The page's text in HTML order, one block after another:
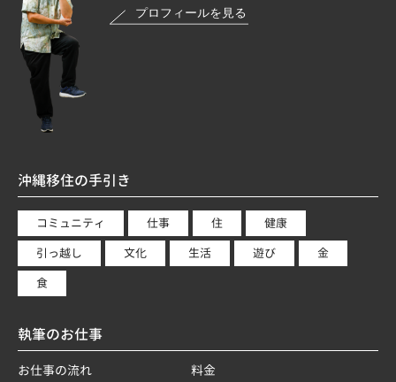
沖縄移住の手引き
コミュニティ 仕事 住
健康
引っ越し
文化 生活 遊び
金
食
執筆のお仕事
お仕事の流れ
料金